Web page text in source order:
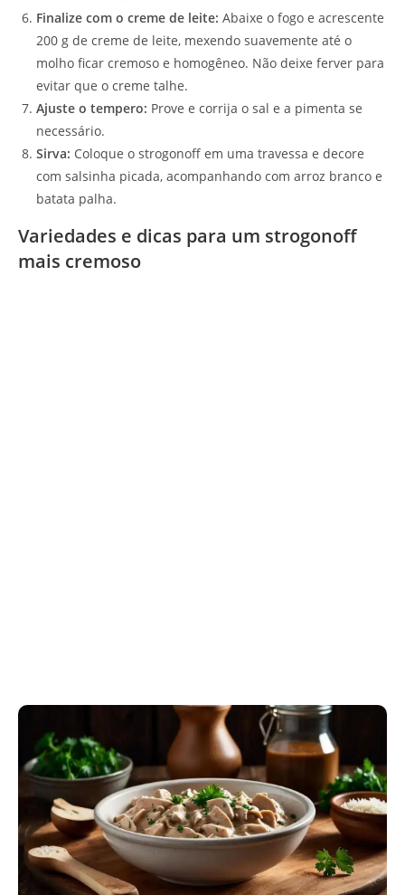
Finalize com o creme de leite: Abaixe o fogo e acrescente
200 g de creme de leite, mexendo suavemente até o
molho ficar cremoso e homogêneo. Não deixe ferver para
evitar que o creme talhe.
Ajuste o tempero: Prove e corrija o sal e a pimenta se
necessário.
Sirva: Coloque o strogonoff em uma travessa e decore
com salsinha picada, acompanhando com arroz branco e
batata palha.
Variedades e dicas para um strogonoff
mais cremoso